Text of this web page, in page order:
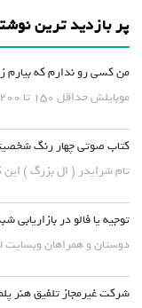
پر بازدید ترین
من کسی رو ندارم که بیارم
موبایلش حداقل ۱۵۰ تا ۲۰۰ تا مخاطب داره، پس مشکل اصلی...
کتاب صوتی چهار رنگ
تام شرایدر ( ال بزرگ ) این
توجیه یا فالو در
دوستان و همراهان وبسایت
شرکت غیرمجاز تلفیق هنر